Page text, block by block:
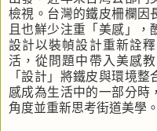
檢視。台灣的鐵皮柵欄因
且也鮮少注重「美感」，
設計以裝幀設計重新詮
活，從問題中帶入美感
「設計」將鐵皮與環境
感成為生活中的一部分時
角度並重新思考街道美學。